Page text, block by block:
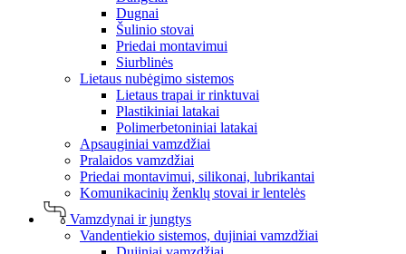
Dugnai
Šulinio stovai
Priedai montavimui
Siurblinės
Lietaus nubėgimo sistemos
Lietaus trapai ir rinktuvai
Plastikiniai latakai
Polimerbetoniniai latakai
Apsauginiai vamzdžiai
Pralaidos vamzdžiai
Priedai montavimui, silikonai, lubrikantai
Komunikacinių ženklų stovai ir lentelės
Vamzdynai ir jungtys
Vandentiekio sistemos, dujiniai vamzdžiai